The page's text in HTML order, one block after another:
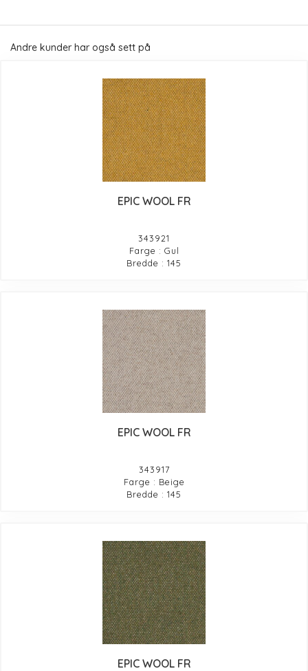
Andre kunder har også sett på
EPIC WOOL FR
343921
Farge : Gul
Bredde : 145
EPIC WOOL FR
343917
Farge : Beige
Bredde : 145
EPIC WOOL FR